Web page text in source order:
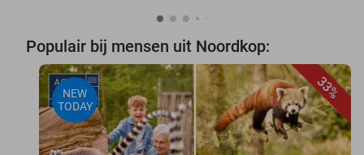
Populair bij mensen uit Noordkop:
33%
NEW
TODAY